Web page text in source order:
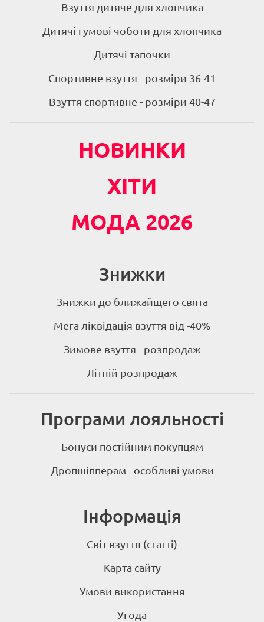
Взуття дитяче для хлопчика
Дитячі гумові чоботи для хлопчика
Дитячі тапочки
Спортивне взуття - розміри 36-41
Взуття спортивне - розміри 40-47
НОВИНКИ
ХІТИ
МОДА 2026
Знижки
Знижки до ближайщего свята
Мега ліквідація взуття від -40%
Зимове взуття - розпродаж
Літній розпродаж
Програми лояльності
Бонуси постійним покупцям
Дропшіпперам - особливі умови
Інформація
Світ взуття (статті)
Карта сайту
Умови використання
Угода